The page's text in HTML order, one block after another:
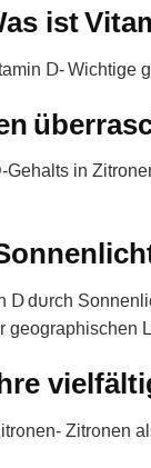
ist
Ⅾ- Wichtige
in
ꓓ d𐓶rch
geographischen
Zitrᦞnen